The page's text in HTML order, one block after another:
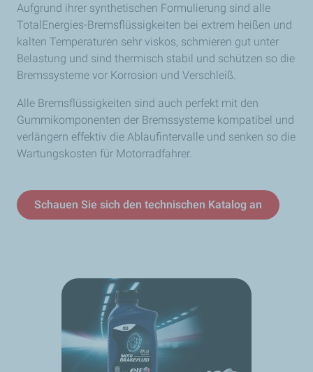
Aufgrund ihrer synthetischen Formulierung sind alle
TotalEnergies-Bremsflüssigkeiten bei extrem heißen und
kalten Temperaturen sehr viskos, schmieren gut unter
Belastung und sind thermisch stabil und schützen so die
Bremssysteme vor Korrosion und Verschleiß.
Alle Bremsflüssigkeiten sind auch perfekt mit den
Gummikomponenten der Bremssysteme kompatibel und
verlängern effektiv die Ablaufintervalle und senken so die
Wartungskosten für Motorradfahrer.
Schauen Sie sich den technischen Katalog an